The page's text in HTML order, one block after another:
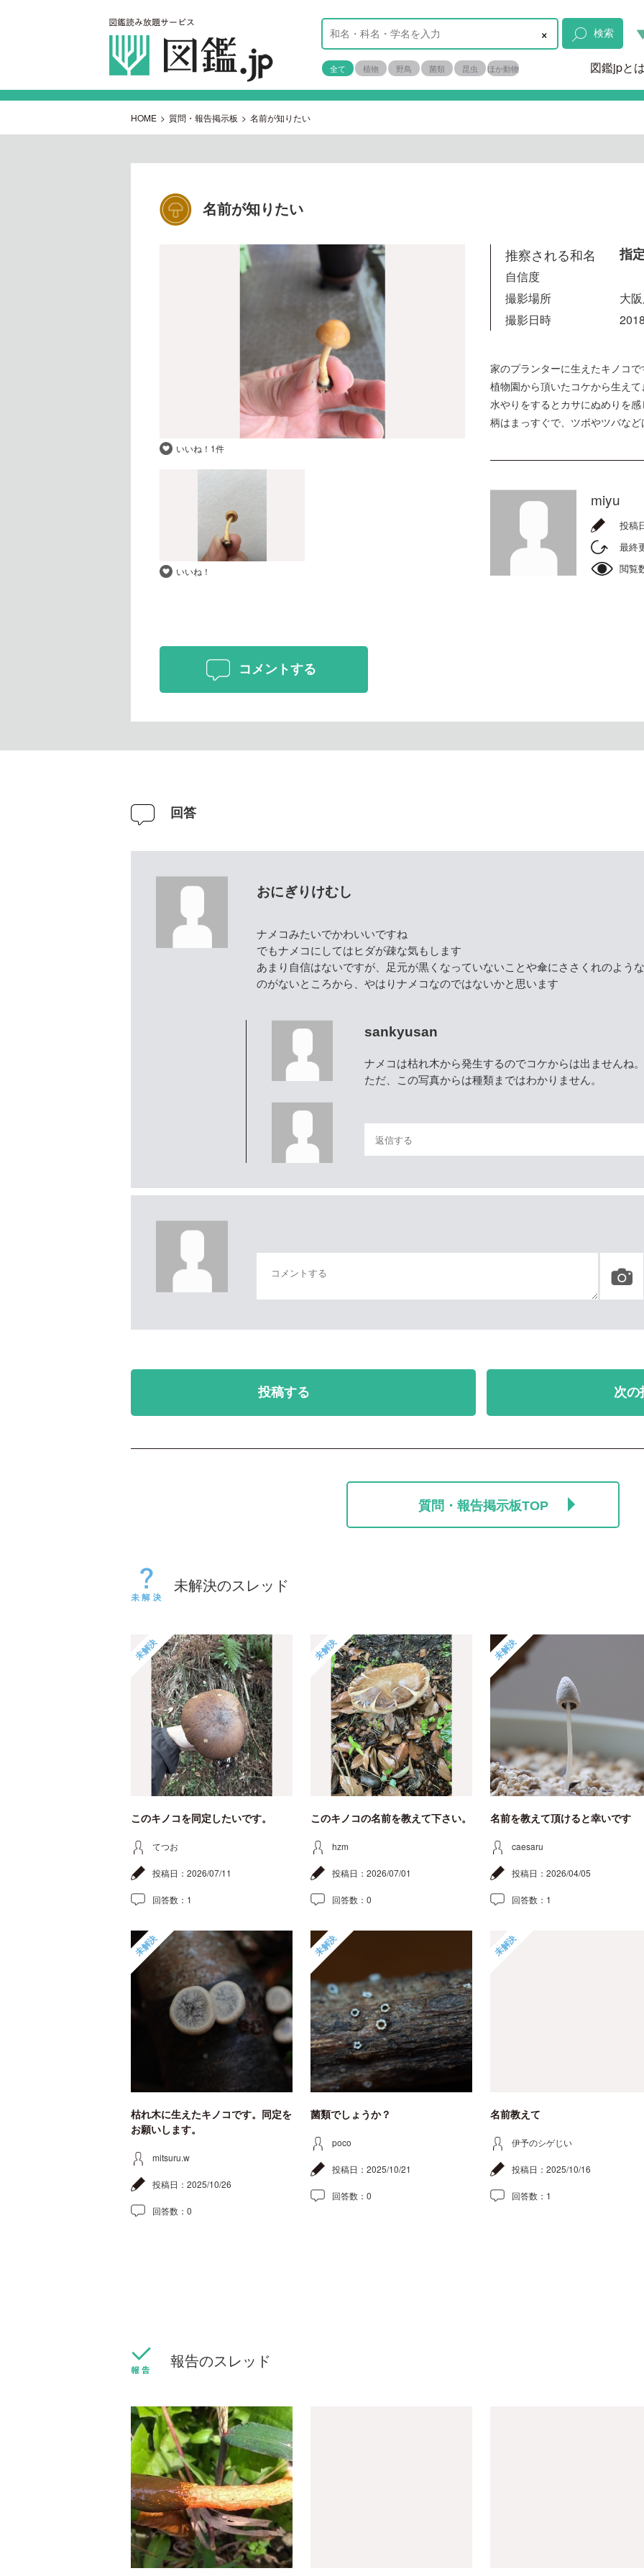
× 検索
全て 植物 野鳥 菌類 昆虫 ほか動物 図鑑jpと
HOME > 質問・報告掲示板 > 名前が知りたい
名前が知りたい
いいね！ 1件
いいね！
推察される和名 指
自信度
撮影場所
大
撮影日時
家のプランターに生えたキノコで
植物園から頂いたコケから生え
水やりをするとカサにぬめりを
柄はまっすぐで、ツボやツバな
miyu
投稿
最終
閲覧
コメントする
回答
おにぎりけむし
ナメコみたいでかわいいですね
でもナメコにしてはヒダが疎な気もします
あまり自信はないですが、足元が黒くなっていないことや傘にささくれのよう
のがないところから、やはりナメコなのではないかと思います
sankyusan
ナメコは枯れ木から発生するのでコケからは出ませんね。
ただ、この写真からは種類まではわかりません。
投稿する 次の
質問・報告掲示板TOP
未解決のスレッド
未解決
このキノコを同定したいです。
てつお
投稿日： 2026/07/11
回答数： 1
未解決
このキノコの名前を教えて下さい。
hzm
投稿日： 2026/07/01
回答数： 0
未解決
名前を教えて頂けると幸いです
caesaru
投稿日： 2026/04/05
回答数： 1
未解決
枯れ木に生えたキノコです。同定を
お願いします。
mitsuru.w
投稿日： 2025/10/26
回答数： 0
未解決
菌類でしょうか？
poco
投稿日： 2025/10/21
回答数： 0
未解決
名前教えて
伊予のシゲじい
投稿日： 2025/10/16
回答数： 1
報告のスレッド